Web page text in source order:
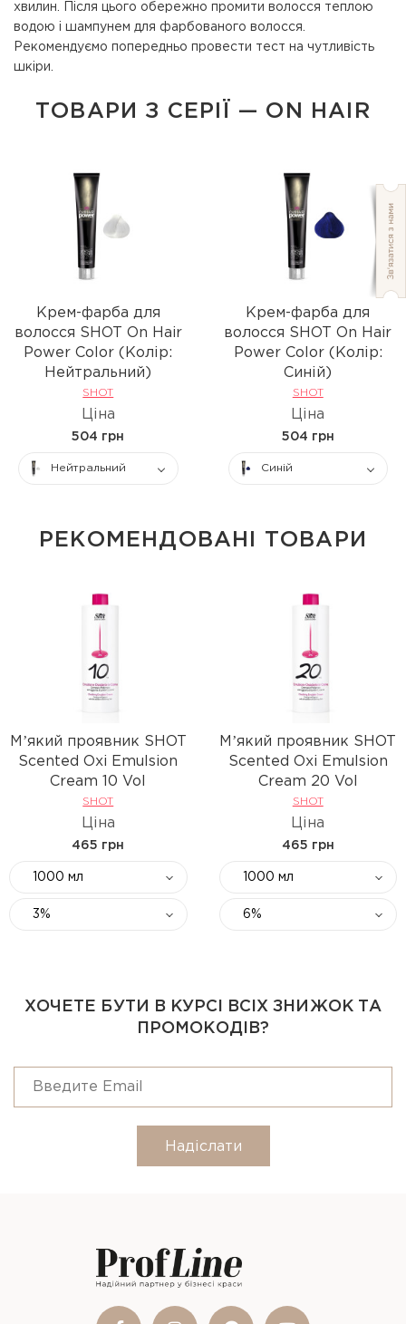
хвилин. Після цього обережно промити волосся теплою
водою і шампунем для фарбованого волосся.
Рекомендуємо попередньо провести тест на чутливість
шкіри.
ТОВАРИ З СЕРІЇ — ON HAIR
Крем-фарба для
волосся SHOT On Hair
Power Color (Колір:
Нейтральний)
SHOT
Ціна
504 грн
Нейтральний
Крем-фарба для
волосся SHOT On Hair
Power Color (Колір:
Синій)
SHOT
Ціна
504 грн
Синій
РЕКОМЕНДОВАНІ ТОВАРИ
Мʼякий проявник SHOT
Scented Oxi Emulsion
Cream 10 Vol
SHOT
Ціна
465 грн
1000 мл
3%
Мʼякий проявник SHOT
Scented Oxi Emulsion
Cream 20 Vol
SHOT
Ціна
465 грн
1000 мл
6%
ХОЧЕТЕ БУТИ В КУРСІ ВСІХ ЗНИЖОК ТА
ПРОМОКОДІВ?
Надіслати